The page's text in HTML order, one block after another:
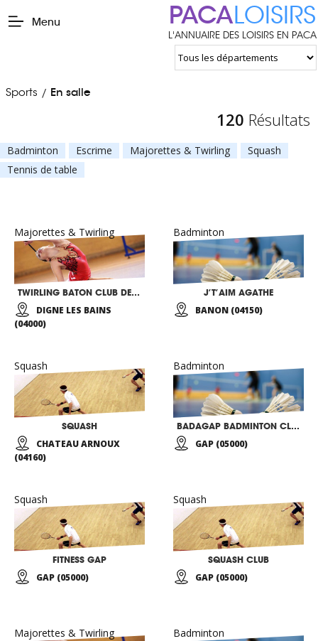
Menu PACALOISIRS
L'ANNUAIRE DES LOISIRS EN PACA
Sports / En salle
120 Résultats
Badminton Escrime Majorettes & Twirling
Squash
Tennis de table
Majorettes & Twirling
TWIRLING BATON CLUB DE DIGNE
DIGNE LES BAINS
(04000)
Badminton
J’T’AIM AGATHE
BANON (04150)
Squash
SQUASH
CHATEAU ARNOUX
(04160)
Badminton
BADAGAP BADMINTON CLUB GAPENCAIS
GAP (05000)
Squash
FITNESS GAP
GAP (05000)
Squash
SQUASH CLUB
GAP (05000)
Majorettes & Twirling Badminton